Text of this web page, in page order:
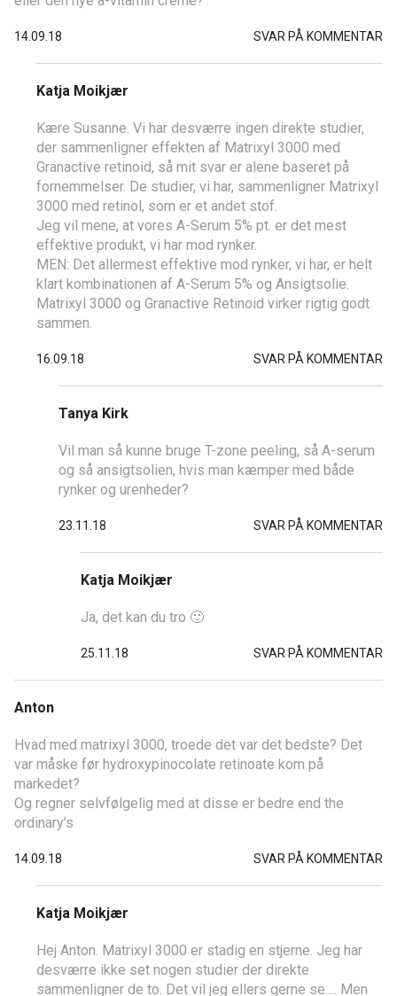
14.09.18 SVAR PÅ KOMMENTAR
Katja Moikjær
Kære Susanne. Vi har desværre ingen direkte studier,
der sammenligner effekten af Matrixyl 3000 med
Granactive retinoid, så mit svar er alene baseret på
fornemmelser. De studier, vi har, sammenligner Matrixyl
3000 med retinol, som er et andet stof.
Jeg vil mene, at vores A-Serum 5% pt. er det mest
effektive produkt, vi har mod rynker.
MEN: Det allermest effektive mod rynker, vi har, er helt
klart kombinationen af A-Serum 5% og Ansigtsolie.
Matrixyl 3000 og Granactive Retinoid virker rigtig godt
sammen.
16.09.18 SVAR PÅ KOMMENTAR
Tanya Kirk
Vil man så kunne bruge T-zone peeling, så A-serum
og så ansigtsolien, hvis man kæmper med både
rynker og urenheder?
23.11.18 SVAR PÅ KOMMENTAR
Katja Moikjær
Ja, det kan du tro 🙂
25.11.18 SVAR PÅ KOMMENTAR
Anton
Hvad med matrixyl 3000, troede det var det bedste? Det
var måske før hydroxypinocolate retinoate kom på
markedet?
Og regner selvfølgelig med at disse er bedre end the
ordinary’s
14.09.18 SVAR PÅ KOMMENTAR
Katja Moikjær
Hej Anton. Matrixyl 3000 er stadig en stjerne. Jeg har
desværre ikke set nogen studier der direkte
sammenligner de to. Det vil jeg ellers gerne se…. Men